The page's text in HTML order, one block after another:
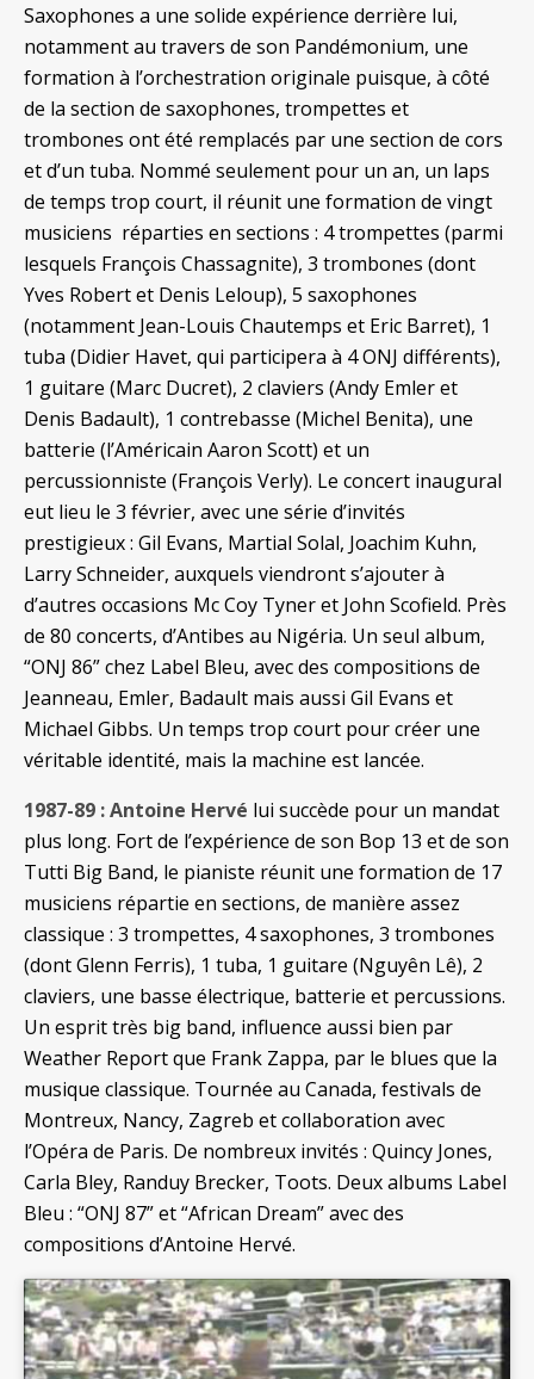
Saxophones a une solide expérience derrière lui,
notamment au travers de son Pandémonium, une
formation à l’orchestration originale puisque, à côté
de la section de saxophones, trompettes et
trombones ont été remplacés par une section de cors
et d’un tuba. Nommé seulement pour un an, un laps
de temps trop court, il réunit une formation de vingt
musiciens réparties en sections : 4 trompettes (parmi
lesquels François Chassagnite), 3 trombones (dont
Yves Robert et Denis Leloup), 5 saxophones
(notamment Jean-Louis Chautemps et Eric Barret), 1
tuba (Didier Havet, qui participera à 4 ONJ différents),
1 guitare (Marc Ducret), 2 claviers (Andy Emler et
Denis Badault), 1 contrebasse (Michel Benita), une
batterie (l’Américain Aaron Scott) et un
percussionniste (François Verly). Le concert inaugural
eut lieu le 3 février, avec une série d’invités
prestigieux : Gil Evans, Martial Solal, Joachim Kuhn,
Larry Schneider, auxquels viendront s’ajouter à
d’autres occasions Mc Coy Tyner et John Scofield. Près
de 80 concerts, d’Antibes au Nigéria. Un seul album,
“ONJ 86” chez Label Bleu, avec des compositions de
Jeanneau, Emler, Badault mais aussi Gil Evans et
Michael Gibbs. Un temps trop court pour créer une
véritable identité, mais la machine est lancée.
1987-89 : Antoine Hervé lui succède pour un mandat
plus long. Fort de l’expérience de son Bop 13 et de son
Tutti Big Band, le pianiste réunit une formation de 17
musiciens répartie en sections, de manière assez
classique : 3 trompettes, 4 saxophones, 3 trombones
(dont Glenn Ferris), 1 tuba, 1 guitare (Nguyên Lê), 2
claviers, une basse électrique, batterie et percussions.
Un esprit très big band, influence aussi bien par
Weather Report que Frank Zappa, par le blues que la
musique classique. Tournée au Canada, festivals de
Montreux, Nancy, Zagreb et collaboration avec
l’Opéra de Paris. De nombreux invités : Quincy Jones,
Carla Bley, Randuy Brecker, Toots. Deux albums Label
Bleu : “ONJ 87” et “African Dream” avec des
compositions d’Antoine Hervé.